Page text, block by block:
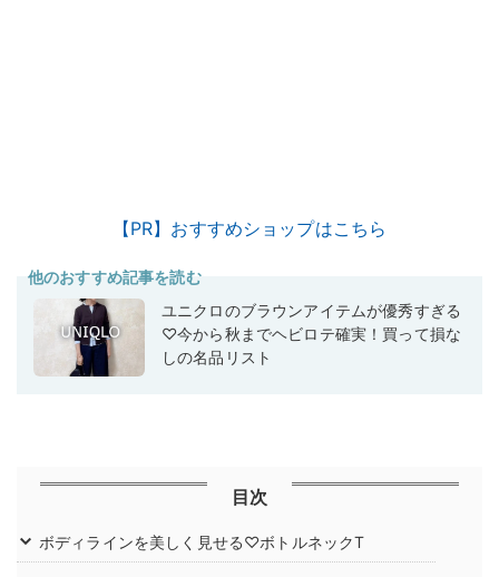
【PR】おすすめショップはこちら
他のおすすめ記事を読む
ユニクロのブラウンアイテムが優秀すぎる
♡今から秋までヘビロテ確実！買って損な
しの名品リスト
目次
ボディラインを美しく見せる♡ボトルネックT